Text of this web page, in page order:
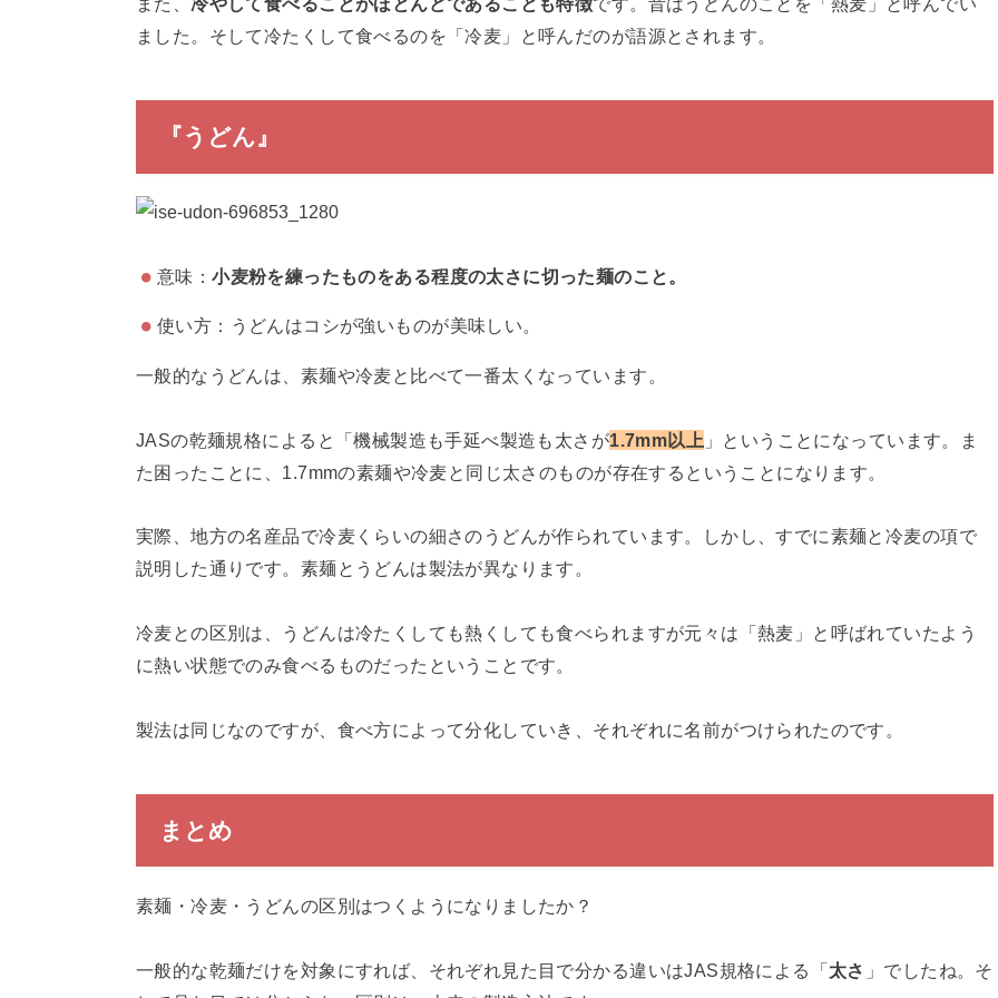
ました。そして冷たくして食べるのを「冷麦」と呼んだのが語源とされます。
『うどん』
意味：小麦粉を練ったものをある程度の太さに切った麺のこと。
使い方：うどんはコシが強いものが美味しい。
一般的なうどんは、素麺や冷麦と比べて一番太くなっています。
JASの乾麺規格によると「機械製造も手延べ製造も太さが1.7mm以上 」ということになっています。ま
た困ったことに、1.7mmの素麺や冷麦と同じ太さのものが存在するということになります。
実際、地方の名産品で冷麦くらいの細さのうどんが作られています。しかし、すでに素麺と冷麦の項で
説明した通りです。素麺とうどんは製法が異なります。
冷麦との区別は、うどんは冷たくしても熱くしても食べられますが元々は「熱麦」と呼ばれていたよう
に熱い状態でのみ食べるものだったということです。
製法は同じなのですが、食べ方によって分化していき、それぞれに名前がつけられたのです。
まとめ
素麺・冷麦・うどんの区別はつくようになりましたか？
一般的な乾麺だけを対象にすれば、それぞれ見た目で分かる違いはJAS規格による「太さ 」でしたね。そ